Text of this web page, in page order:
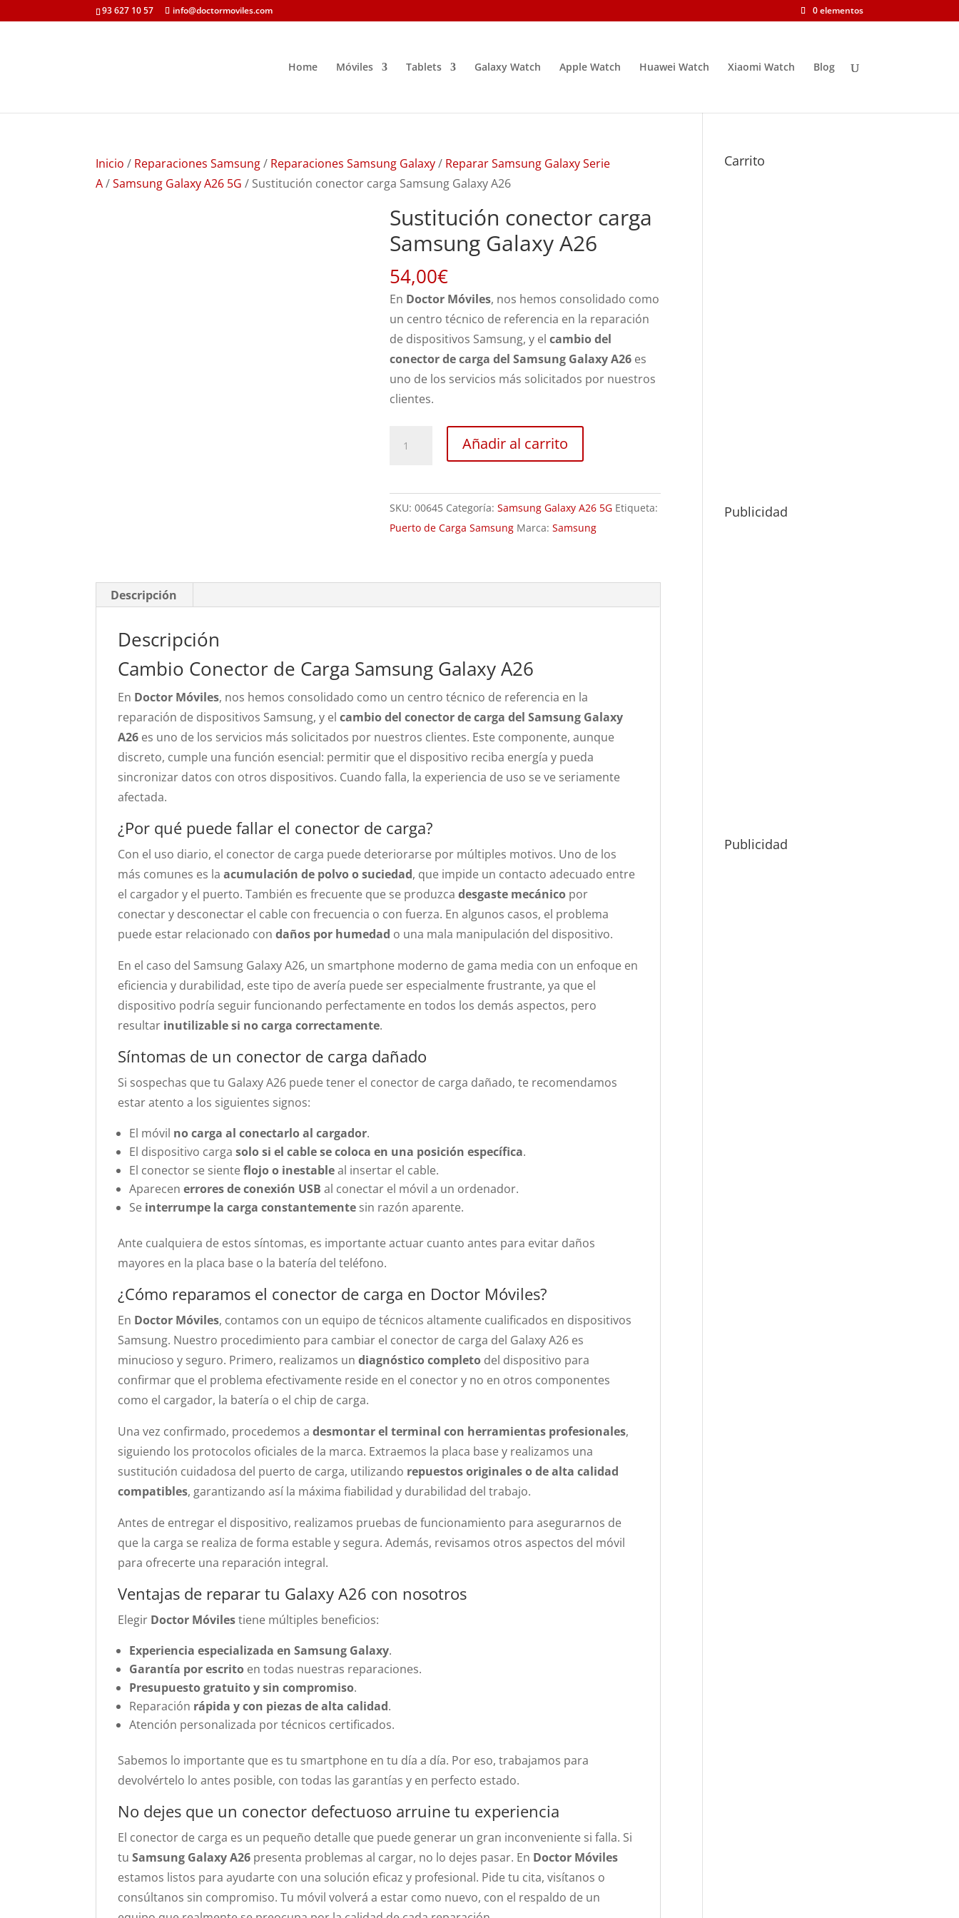
93 627 10 57 info@doctormoviles.com 0 elementos
Home Móviles Tablets Galaxy Watch Apple Watch Huawei Watch Xiaomi Watch Blog
Inicio / Reparaciones Samsung/ Reparaciones Samsung Galaxy/ Reparar Samsung Galaxy Serie
A/Samsung Galaxy A26 5G / Sustitución conector carga Samsung Galaxy A26
Sustitución conector carga
Samsung Galaxy A26
54,00€
En Doctor Móviles, nos hemos consolidado como
un centro técnico de referencia en la reparación
de dispositivos Samsung, y elcambio del
conector de carga del Samsung Galaxy A26 es
uno de los servicios más solicitados por nuestros
clientes.
Samsung
Galaxy
A26
Añadir al carrito
SKU:00645 Categoría:Samsung Galaxy A26 5G Etiqueta:
Puerto de Carga Samsung Marca:Samsung
Descripción
Descripción
Cambio Conector de Carga Samsung Galaxy A26
En Doctor Móviles, nos hemos consolidado como un centro técnico de referencia en la
reparación de dispositivos Samsung, y elcambio del conector de carga del Samsung Galaxy
A26 es uno de los servicios más solicitados por nuestros clientes. Este componente, aunque
discreto, cumple una función esencial: permitir que el dispositivo reciba energía y pueda
sincronizar datos con otros dispositivos. Cuando falla, la experiencia de uso se ve seriamente
afectada.
¿Por qué puede fallar el conector de carga?
Con el uso diario, el conector de carga puede deteriorarse por múltiples motivos. Uno de los
más comunes es laacumulación de polvo o suciedad, que impide un contacto adecuado entre
el cargador y el puerto. También es frecuente que se produzcadesgaste mecánico por
conectar y desconectar el cable con frecuencia o con fuerza. En algunos casos, el problema
puede estar relacionado condaños por humedad o una mala manipulación del dispositivo.
En el caso del Samsung Galaxy A26, un smartphone moderno de gama media con un enfoque en
eficiencia y durabilidad, este tipo de avería puede ser especialmente frustrante, ya que el
dispositivo podría seguir funcionando perfectamente en todos los demás aspectos, pero
resultar inutilizable si no carga correctamente.
Síntomas de un conector de carga dañado
Si sospechas que tu Galaxy A26 puede tener el conector de carga dañado, te recomendamos
estar atento a los siguientes signos:
El móvil no carga al conectarlo al cargador.
El dispositivo cargasolo si el cable se coloca en una posición específica.
El conector se sienteflojo o inestableal insertar el cable.
Aparecenerrores de conexión USB al conectar el móvil a un ordenador.
Se interrumpe la carga constantemente sin razón aparente.
Ante cualquiera de estos síntomas, es importante actuar cuanto antes para evitar daños
mayores en la placa base o la batería del teléfono.
¿Cómo reparamos el conector de carga en Doctor Móviles?
En Doctor Móviles, contamos con un equipo de técnicos altamente cualificados en dispositivos
Samsung. Nuestro procedimiento para cambiar el conector de carga del Galaxy A26 es
minucioso y seguro. Primero, realizamos undiagnóstico completo del dispositivo para
confirmar que el problema efectivamente reside en el conector y no en otros componentes
como el cargador, la batería o el chip de carga.
Una vez confirmado, procedemos adesmontar el terminal con herramientas profesionales,
siguiendo los protocolos oficiales de la marca. Extraemos la placa base y realizamos una
sustitución cuidadosa del puerto de carga, utilizando repuestos originales o de alta calidad
compatibles, garantizando así la máxima fiabilidad y durabilidad del trabajo.
Antes de entregar el dispositivo, realizamos pruebas de funcionamiento para asegurarnos de
que la carga se realiza de forma estable y segura. Además, revisamos otros aspectos del móvil
para ofrecerte una reparación integral.
Ventajas de reparar tu Galaxy A26 con nosotros
Elegir Doctor Móvilestiene múltiples beneficios:
Experiencia especializada en Samsung Galaxy.
Garantía por escrito en todas nuestras reparaciones.
Presupuesto gratuito y sin compromiso.
Reparación rápida y con piezas de alta calidad.
Atención personalizada por técnicos certificados.
Sabemos lo importante que es tu smartphone en tu día a día. Por eso, trabajamos para
devolvértelo lo antes posible, con todas las garantías y en perfecto estado.
No dejes que un conector defectuoso arruine tu experiencia
El conector de carga es un pequeño detalle que puede generar un gran inconveniente si falla. Si
tuSamsung Galaxy A26 presenta problemas al cargar, no lo dejes pasar. En Doctor Móviles
estamos listos para ayudarte con una solución eficaz y profesional. Pide tu cita, visítanos o
consúltanos sin compromiso. Tu móvil volverá a estar como nuevo, con el respaldo de un
Carrito
Publicidad
Publicidad